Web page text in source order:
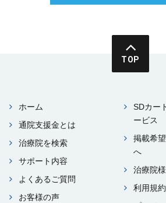
TOP
ホーム
通院⽀援⾦とは
治療院を検索
サポート内容
よくあるご質問
お客様の声
SDカー
ービス
掲載希
へ
治療院
利⽤規約